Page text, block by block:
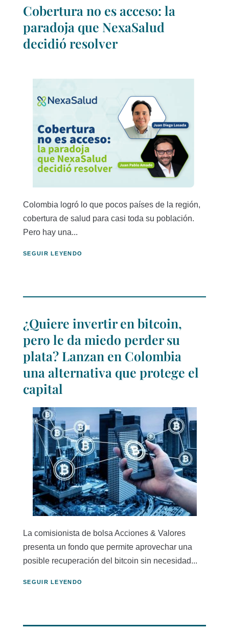
Cobertura no es acceso: la
paradoja que NexaSalud
decidió resolver
Colombia logró lo que pocos países de la región,
cobertura de salud para casi toda su población.
Pero hay una...
SEGUIR LEYENDO
¿Quiere invertir en bitcoin,
pero le da miedo perder su
plata? Lanzan en Colombia
una alternativa que protege el
capital
La comisionista de bolsa Acciones & Valores
presenta un fondo que permite aprovechar una
posible recuperación del bitcoin sin necesidad...
SEGUIR LEYENDO